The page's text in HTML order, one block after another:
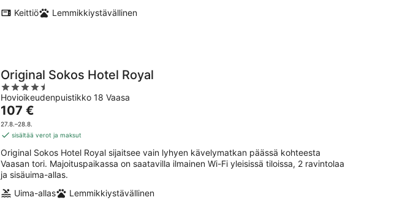
Keittiö
Lemmikkiystävällinen
Original Sokos Hotel Royal
4.5
out
of
5
Hovioikeudenpuistikko 18 Vaasa
Hinta
on
107 €
yö
107 €
27.8.–28.8.
sisältää verot ja maksut
Original Sokos Hotel Royal sijaitsee vain lyhyen kävelymatkan päässä kohteesta
Vaasan tori. Majoituspaikassa on saatavilla ilmainen Wi-Fi yleisissä tiloissa, 2 ravintolaa
ja sisäuima-allas.
Uima-allas
Lemmikkiystävällinen